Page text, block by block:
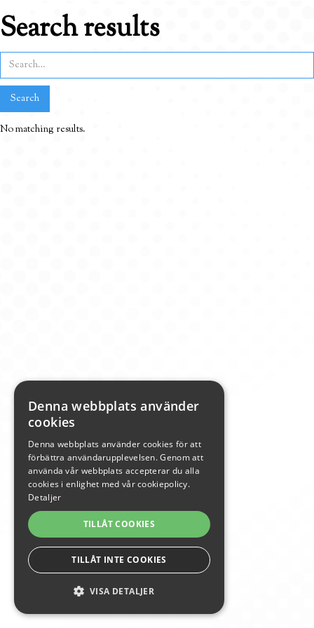
Search results
No matching results.
Denna webbplats använder
cookies
Denna webbplats använder cookies för att
förbättra användarupplevelsen. Genom att
använda vår webbplats accepterar du alla
cookies i enlighet med vår cookiepolicy.
Detaljer
TILLÅT COOKIES
TILLÅT INTE COOKIES
VISA DETALJER
STRIKT NÖDVÄNDIGA